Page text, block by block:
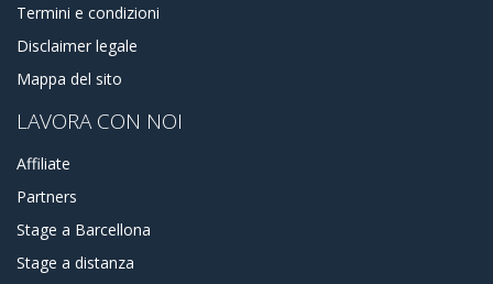
Termini e condizioni
Disclaimer legale
Mappa del sito
LAVORA CON NOI
Affiliate
Partners
Stage a Barcellona
Stage a distanza